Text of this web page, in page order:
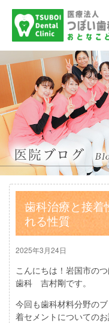
歯科治療と接着
れる性質
2025年3月24日
こんにちは！岩国市の
歯科 吉村剛です。
今回も歯科材料分野の
着セメントについてのお